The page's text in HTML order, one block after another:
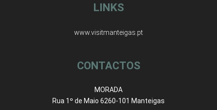
LINKS
www.visitmanteigas.pt
CONTACTOS
MORADA
Rua 1º de Maio 6260-101 Manteigas